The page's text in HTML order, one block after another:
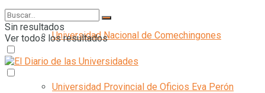
Universidad Nacional de Comechingones
Universidad Provincial de Oficios Eva Perón
Sin resultados
Ver todos los resultados